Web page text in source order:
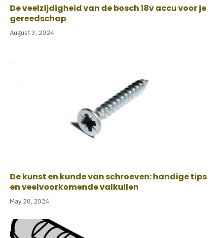
De veelzijdigheid van de bosch 18v accu voor je
gereedschap
August 3, 2024
De kunst en kunde van schroeven: handige tips
en veelvoorkomende valkuilen
May 20, 2024